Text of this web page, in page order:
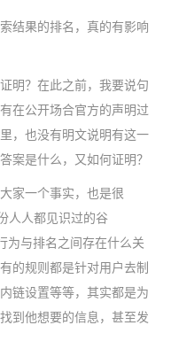
结果的排名，真的有影响
明？在此之前，我要说句
在公开场合官方的声明过
，也没有明文说明有这一
案是什么，又如何证明？
家一个事实，也是很
人人都见识过的谷
为与排名之间存在什么关
的规则都是针对用户去制
链设置等等，其实都是为
到他想要的信息，甚至发